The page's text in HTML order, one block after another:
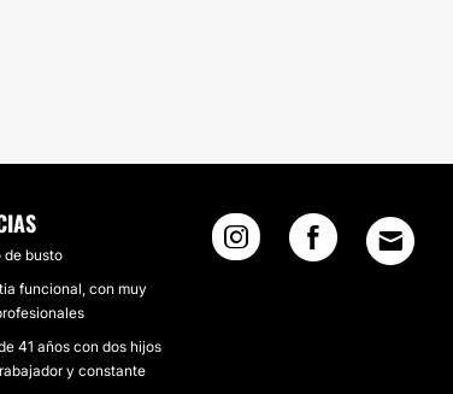
de busto
funcional, con muy
41 años con dos hijos
y constante